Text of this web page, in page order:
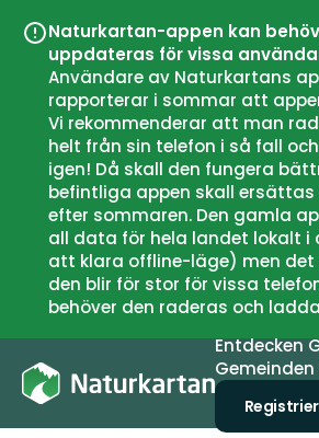
Naturkartan-appen kan
uppdateras för vissa
Användare av Naturkartans
rapporterar i sommar att
Vi rekommenderar att man
helt från sin telefon i så fall
igen! Då skall den fungera
befintliga appen skall ersättas
efter sommaren. Den gamla
all data för hela landet lokalt i
att klara offline-läge) men
den blir för stor för vissa
behöver den raderas och
Entdecken
Gemeinden